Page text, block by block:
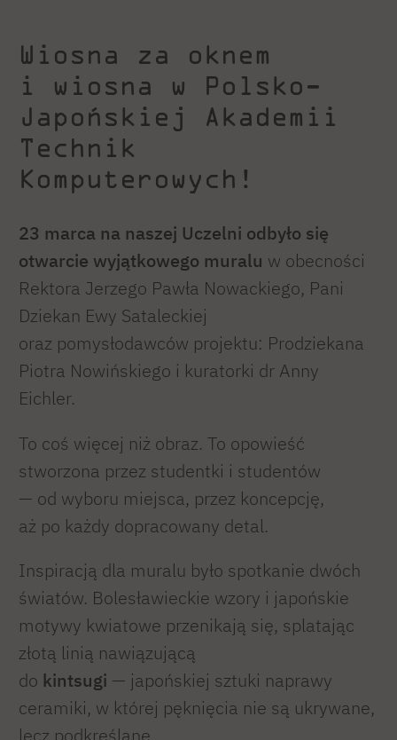
Wiosna za oknem
i wiosna w Polsko-
Japońskiej Akademii
Technik
Komputerowych!
23 marca na naszej Uczelni odbyło się
otwarcie wyjątkowego muralu w obecności
Rektora Jerzego Pawła Nowackiego, Pani
Dziekan Ewy Sataleckiej
oraz pomysłodawców projektu: Prodziekana
Piotra Nowińskiego i kuratorki dr Anny
Eichler.
To coś więcej niż obraz. To opowieść
stworzona przez studentki i studentów
— od wyboru miejsca, przez koncepcję,
aż po każdy dopracowany detal.
Inspiracją dla muralu było spotkanie dwóch
światów. Bolesławieckie wzory i japońskie
motywy kwiatowe przenikają się, splatając
złotą linią nawiązującą
do kintsugi — japońskiej sztuki naprawy
ceramiki, w której pęknięcia nie są ukrywane,
lecz podkreślane.